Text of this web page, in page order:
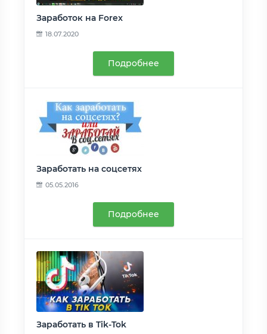
Заработок на Forex
18.07.2020
Подробнее
Заработать на соцсетях
05.05.2016
Подробнее
Заработать в Tik-Tok